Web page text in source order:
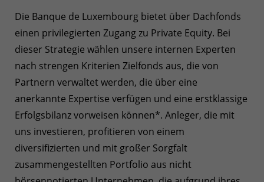
Die Banque de Luxembourg bietet über Dachfonds
einen privilegierten Zugang zu Private Equity. Bei
dieser Strategie wählen unsere internen Experten
nach strengen Kriterien Zielfonds aus, die von
Partnern verwaltet werden, die über eine
anerkannte Expertise verfügen und eine erstklassige
Erfolgsbilanz vorweisen können*. Anleger, die mit
uns investieren, profitieren von einem
diversifizierten und mit großer Sorgfalt
zusammengestellten Portfolio aus nicht